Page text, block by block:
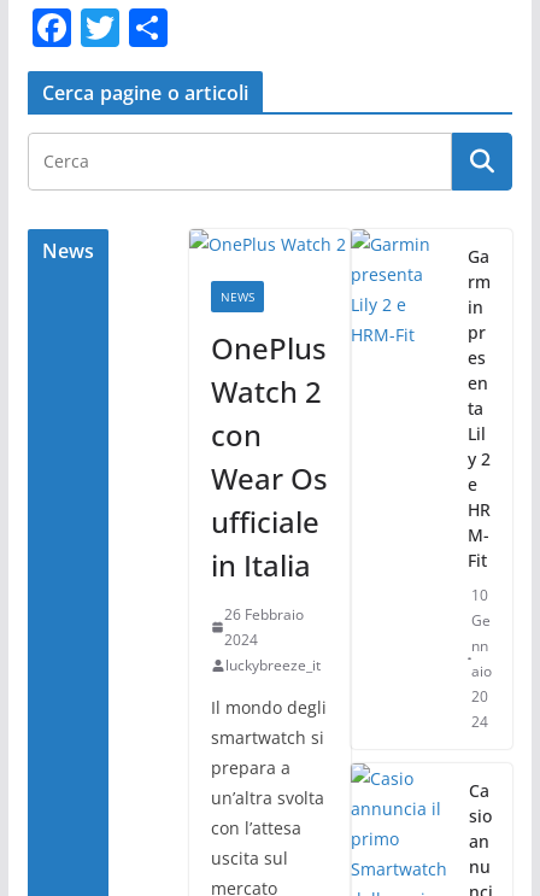
F
a
c
e
b
o
o
T
w
itt
er
C
o
n
di
vi
di
Cerca pagine o articoli
News
NEWS
OnePlus
Watch 2
con
Wear Os
ufficiale
in Italia
26 Febbraio
2024
luckybreeze_it
Il mondo degli
smartwatch si
prepara a
un’altra svolta
con l’attesa
uscita sul
mercato
Ga
rm
in
pr
es
en
ta
Lil
y 2
e
HR
M-
Fit
10
Ge
nn
aio
20
24
Ca
sio
an
nu